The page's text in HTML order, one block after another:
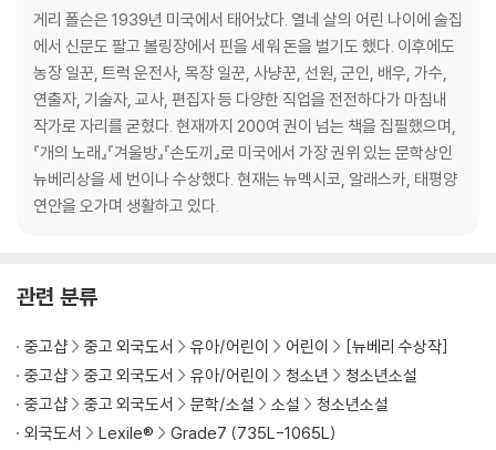
ompared. This new edition, with a reading group guide, will intr
oduce a new generation of readers to this page-turning, hear
t-stopping adventure.
게리 폴슨은 1939년 미국에서 태어났다. 열네 살의 어린 나이에 술집
에서 신문도 팔고 볼링장에서 핀을 세워 돈을 벌기도 했다. 이후에도
농장 일꾼, 트럭 운전사, 목장 일꾼, 사냥꾼, 선원, 군인, 배우, 가수,
연출자, 기술자, 교사, 편집자 등 다양한 직업을 전전하다가 마침내
작가로 자리를 굳혔다. 현재까지 200여 권이 넘는 책을 집필했으며,
『개의 노래』『겨울방』『손도끼』로 미국에서 가장 권위 있는 문학상인
뉴베리상을 세 번이나 수상했다. 현재는 뉴멕시코, 알래스카, 태평양
연안을 오가며 생활하고 있다.
관련 분류
중고샵 중고 외국도서 유아/어린이 어린이
[뉴베리 수상작]
중고샵
중고 외국도서 유아/어린이 청소년
청소년소설
중고샵
중고 외국도서 문학/소설 소설
청소년소설
외국도서
Lexile®
Grade7 (735L-1065L)